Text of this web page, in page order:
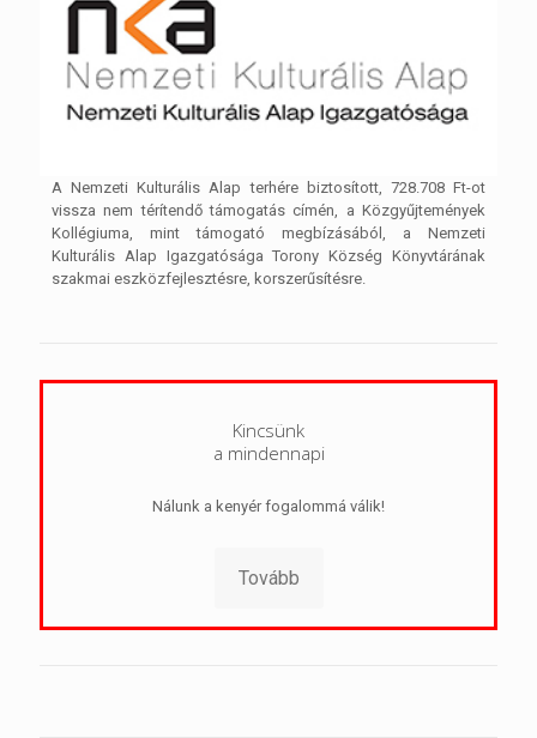
A Nemzeti Kulturális Alap terhére biztosított, 728.708 Ft-ot
vissza nem térítendő támogatás címén, a Közgyűjtemények
Kollégiuma, mint támogató megbízásából, a Nemzeti
Kulturális Alap Igazgatósága Torony Község Könyvtárának
szakmai eszközfejlesztésre, korszerűsítésre.
Kincsünk
a mindennapi
Nálunk a kenyér fogalommá válik!
Tovább